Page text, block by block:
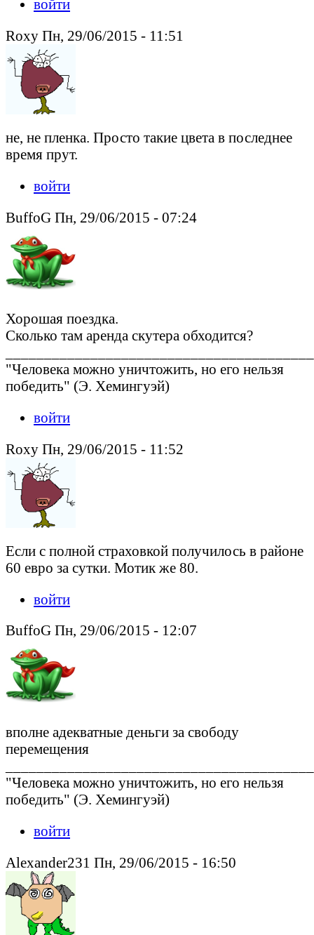
войти
Roxy Пн, 29/06/2015 - 11:51
не, не пленка. Просто такие цвета в последнее
время прут.
войти
BuffoG Пн, 29/06/2015 - 07:24
Хорошая поездка.
Сколько там аренда скутера обходится?
"Человека можно уничтожить, но его нельзя
победить" (Э. Хемингуэй)
войти
Roxy Пн, 29/06/2015 - 11:52
Если с полной страховкой получилось в районе
60 евро за сутки. Мотик же 80.
войти
BuffoG Пн, 29/06/2015 - 12:07
вполне адекватные деньги за свободу
перемещения
"Человека можно уничтожить, но его нельзя
победить" (Э. Хемингуэй)
войти
Alexander231 Пн, 29/06/2015 - 16:50